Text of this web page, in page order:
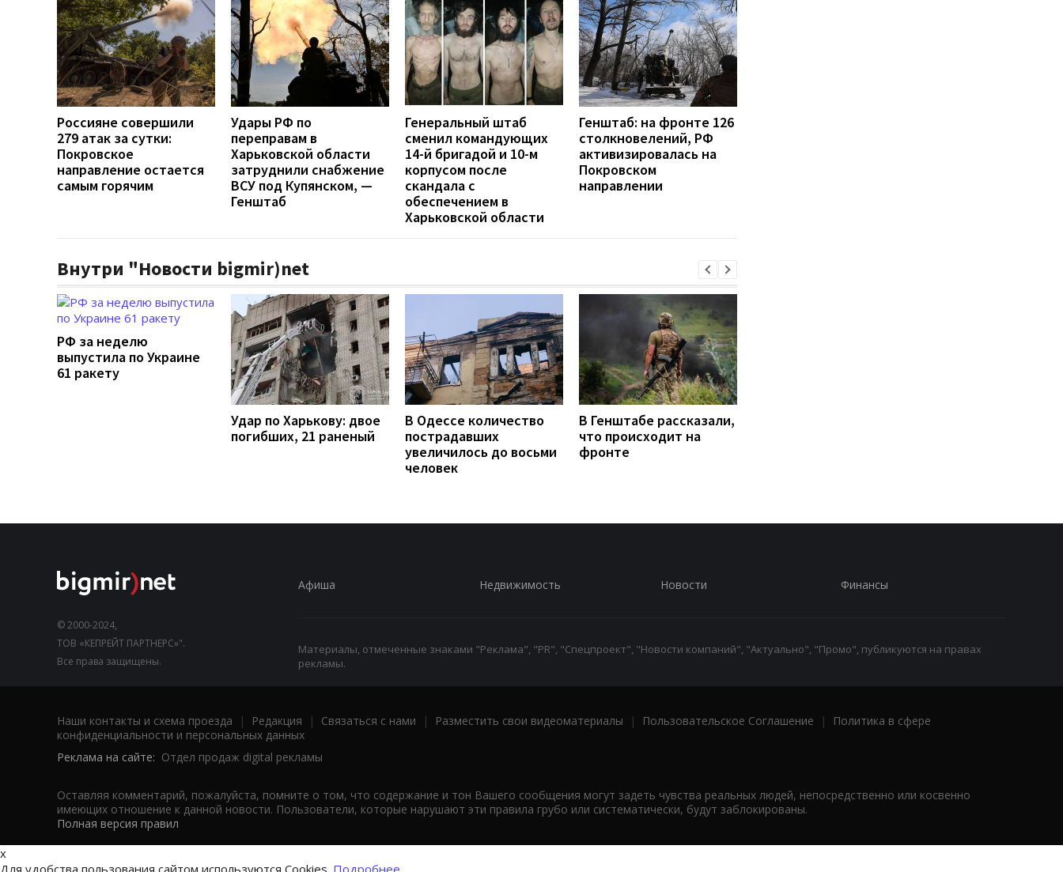
Россияне совершили
279 атак за сутки:
Покровское
направление остается
самым горячим
Удары РФ по
переправам в
Харьковской области
затруднили снабжение
ВСУ под Купянском, —
Генштаб
Генеральный штаб
сменил командующих
14-й бригадой и 10-м
корпусом после
скандала с
обеспечением в
Харьковской области
Генштаб: на фронте 126
столкновелений, РФ
активизировалась на
Покровском
направлении
Внутри "Новости bigmir)net
РФ за неделю
выпустила по Украине
61 ракету
Удар по Харькову: двое
погибших, 21 раненый
В Одессе количество
пострадавших
увеличилось до восьми
человек
В Генштабе рассказали,
что происходит на
фронте
© 2000-2024,
ТОВ «КЕПРЕЙТ ПАРТНЕРС»".
Все права защищены.
Афиша Недвижимость Новости Финансы
Материалы, отмеченные знаками "Реклама", "PR", "Спецпроект", "Новости компаний", "Актуально", "Промо", публикуются на правах
рекламы.
Наши контакты и схема проезда | Редакция | Связаться с нами | Разместить свои видеоматериалы | Пользовательское Соглашение |
Политика в сфере
конфиденциальности и персональных данных
Реклама на сайте: Отдел продаж digital рекламы
Оставляя комментарий, пожалуйста, помните о том, что содержание и тон Вашего сообщения могут задеть чувства реальных людей, непосредственно или косвенно
имеющих отношение к данной новости. Пользователи, которые нарушают эти правила грубо или систематически, будут заблокированы.
Полная версия правил
x
Для удобства пользования сайтом используются Cookies. Подробнее...